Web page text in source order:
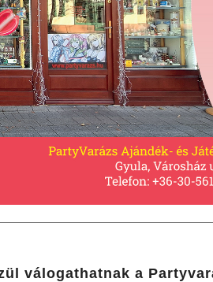
válogathatnak a